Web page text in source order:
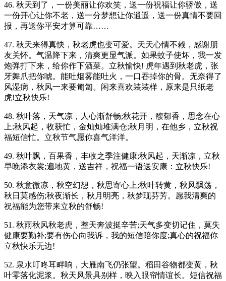
46. 秋天到了，一份美丽让你欢笑，送一份祝福让你骄傲，送
一份开心让你不老，送一分梦想让你逍遥，送一份真情不要回
报，再送你平安才算可靠……
47. 秋天来得真快，秋老虎也变可爱。天天心情不赖，感谢朋
友关怀。气温降下来，清爽更显气派。如果蚊子使坏，我一发
炮弹打下来，给你作下酒菜。立秋愉快! 虎年遇到秋老虎，张
牙舞爪把你唬。能吐烟雾能吐火，一口吞掉你的骨。无奈得了
风湿病，秋风一来要匍匐。闲来喜欢装装样，原来是只纸老
虎!立秋快乐!
48. 秋叶落，天气凉，人心渐舒畅;秋花开，馥郁香，思念在心
上;秋风起，收获忙，金灿灿堆满仓;秋月明，在他乡，立秋祝
福短信忙。立秋节气愿你喜气洋洋。
49. 秋叶飘，百果香，丰收之季注健康;秋风起，天渐凉，立秋
早晚添衣裳;遍地黄，送吉祥，祝福一语送安康：立秋快乐!
50. 秋意微凉，秋空幻想，秋思寄心上;秋叶转黄，秋风飘荡，
秋日莫感伤;秋夜渐长，秋月明亮，秋梦现芬芳。愿我清爽的
祝福能为您带来立秋的舒畅!
51. 秋雨秋风秋老虎，整天奔波挺辛苦;天气多变切记住，莫失
健康要勤补;要有伤心向我诉，我的短信陪你度;真心的祝福你
立秋快乐无边!
52. 泉水叮咚耳畔响，大雁南飞仍张望。稻田谷物都变黄，秋
叶零落化泥浆。秋天风景具别样，映入眼帘情谊长。短信祝福